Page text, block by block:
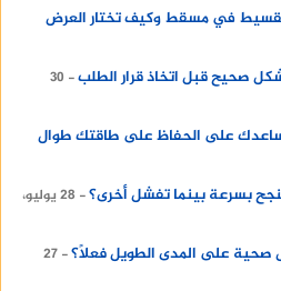
في مسقط وكيف تختار العرض
صحيح قبل اتخاذ قرار الطلب
30
على الحفاظ على طاقتك طوال
بسرعة بينما تفشل أخرى؟
28 يوليو،
صحية على المدى الطويل فعلًا؟ 27